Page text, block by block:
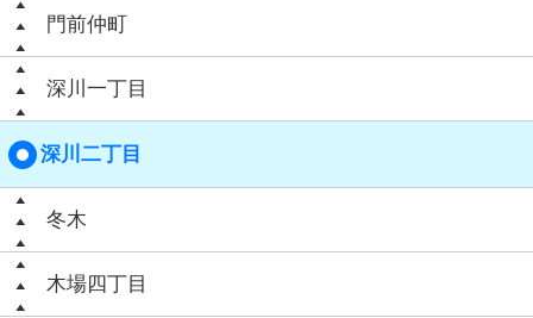
門前仲町
深川一丁目
深川二丁目
冬木
木場四丁目